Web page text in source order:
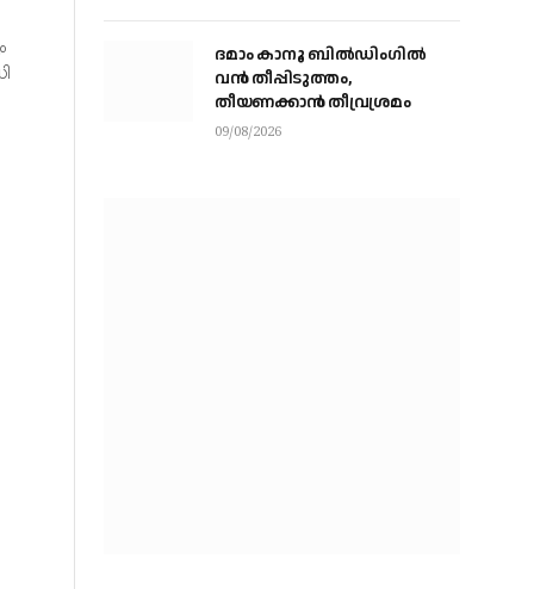
ദമാം കാനൂ ബിൽഡിംഗിൽ
വൻ തീപ്പിടുത്തം,
തീയണക്കാൻ തീവ്രശ്രമം
09/08/2026